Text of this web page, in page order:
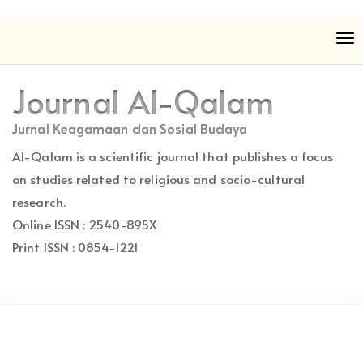
to
content
Main
Navigation
Main
Content
Journal Al-Qalam
Jurnal Keagamaan dan Sosial Budaya
Al-Qalam is a scientific journal that publishes a focus
on studies related to religious and socio-cultural
research.
Online ISSN : 2540-895X
Print ISSN : 0854-1221